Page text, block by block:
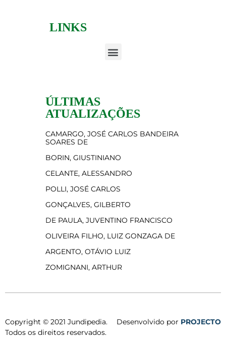
LINKS
ÚLTIMAS
ATUALIZAÇÕES
CAMARGO, JOSÉ CARLOS BANDEIRA
SOARES DE
BORIN, GIUSTINIANO
CELANTE, ALESSANDRO
POLLI, JOSÉ CARLOS
GONÇALVES, GILBERTO
DE PAULA, JUVENTINO FRANCISCO
OLIVEIRA FILHO, LUIZ GONZAGA DE
ARGENTO, OTÁVIO LUIZ
ZOMIGNANI, ARTHUR
Copyright © 2021 Jundipedia.
Todos os direitos reservados.
Desenvolvido por PROJECTO